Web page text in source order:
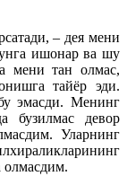
– дея мени
ишонар ва шу
мени тан олмас,
тайёр эди.
эмасди. Менинг
бузилмас девор
Уларнинг
олмасдим.